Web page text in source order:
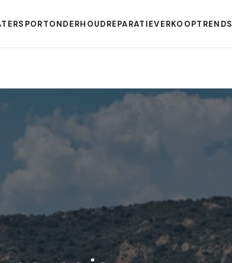
ONDERHOUDREPARATIEVERKOOPTRENDS